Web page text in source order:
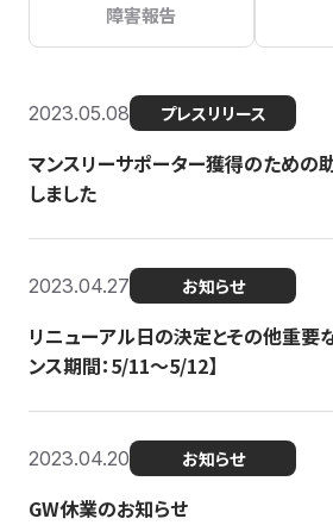
障害報告
2023.05.08 プレスリリース
マンスリーサポーター獲得のための
しました
2023.04.27 お知らせ
リニューアル日の決定とその他重要
ンス期間：5/11～5/12】
2023.04.20 お知らせ
GW休業のお知らせ